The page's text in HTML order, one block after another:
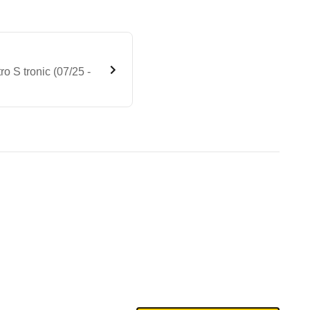
S tronic (07/25 -
Fahrzeug.
mit Ihrem Fahrzeug haben. Ihre
Becken sowie einem Mittelairbag